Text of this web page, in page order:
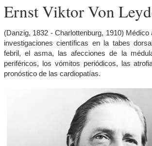
Ernst Viktor Von
(Danzig, 1832 - Charlottenburg, 1910)
investigaciones científicas en la tabes
febril, el asma, las afecciones de la
periféricos, los vómitos periódicos, las
pronóstico de las cardiopatías.